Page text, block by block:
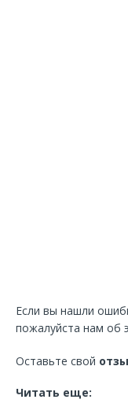
Если вы нашли
пожалуйста нам об
Оставьте свой
Читать еще: